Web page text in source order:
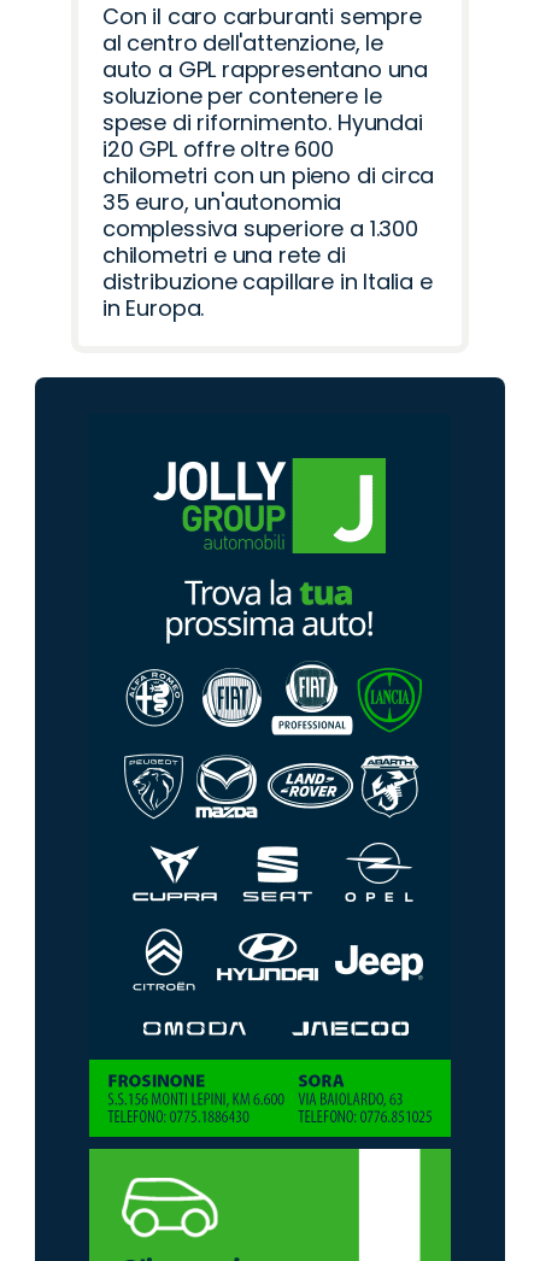
Con il caro carburanti sempre
al centro dell'attenzione, le
auto a GPL rappresentano una
soluzione per contenere le
spese di rifornimento. Hyundai
i20 GPL offre oltre 600
chilometri con un pieno di circa
35 euro, un'autonomia
complessiva superiore a 1.300
chilometri e una rete di
distribuzione capillare in Italia e
in Europa.